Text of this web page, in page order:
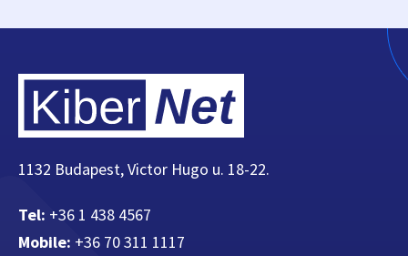
1132 Budapest, Victor Hugo u. 18-22.
Tel: +36 1 438 4567
Mobile: +36 70 311 1117